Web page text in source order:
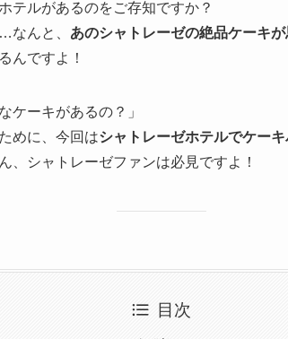
テルがあるのをご存知ですか？
なんと、 あのシャトレーゼの絶品ケーキ
んですよ！
ケーキがあるの？」
めに、今回はシャトレーゼホテルでケー
、シャトレーゼファンは必見ですよ！
目次